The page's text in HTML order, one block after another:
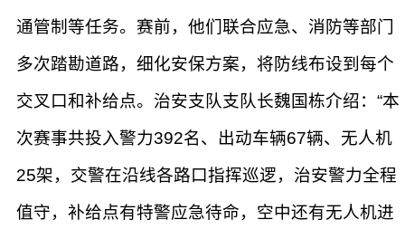
通管制等任务。赛前，他们联合应急、消防等部门
多次踏勘道路，细化安保方案，将防线布设到每个
交叉口和补给点。治安支队支队长魏国栋介绍：“本
次赛事共投入警力392名、出动车辆67辆、无人机
25架，交警在沿线各路口指挥巡逻，治安警力全程
值守，补给点有特警应急待命，空中还有无人机进